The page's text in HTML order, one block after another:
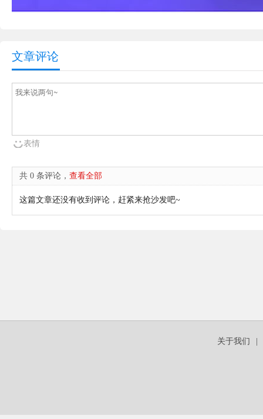
文章评论
表情
共 0 条评论， 查看全部
这篇文章还没有收到评论，赶紧来抢沙发吧~
关于我们